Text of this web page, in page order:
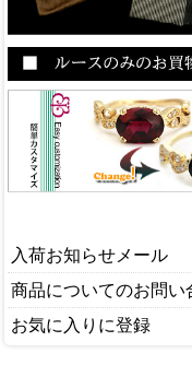
入荷お知らせメール
商品についてのお問い
お気に入りに登録